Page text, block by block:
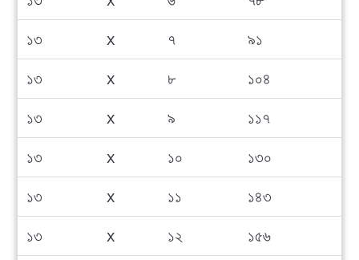
১৩
x ৭
৯১
১৩
x ৮
১০৪
১৩
x ৯
১১৭
১৩
x ১০
১৩০
১৩
x ১১
১৪৩
১৩
x ১২
১৫৬